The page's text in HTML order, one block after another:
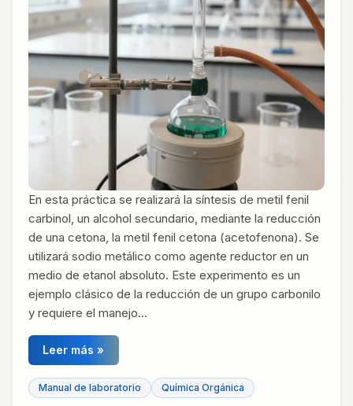
En esta práctica se realizará la síntesis de metil fenil
carbinol, un alcohol secundario, mediante la reducción
de una cetona, la metil fenil cetona (acetofenona). Se
utilizará sodio metálico como agente reductor en un
medio de etanol absoluto. Este experimento es un
ejemplo clásico de la reducción de un grupo carbonilo
y requiere el manejo…
Leer más »
Manual de laboratorio Química Orgánica